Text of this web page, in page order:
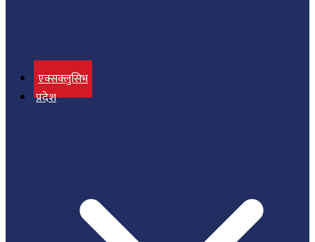
एक्सक्लुसिभ
प्रदेश